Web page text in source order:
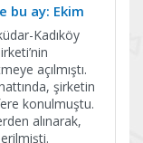
bu ay: Ekim
Kadıköy
açılmıştı.
şirketin
konulmuştu.
alınarak,